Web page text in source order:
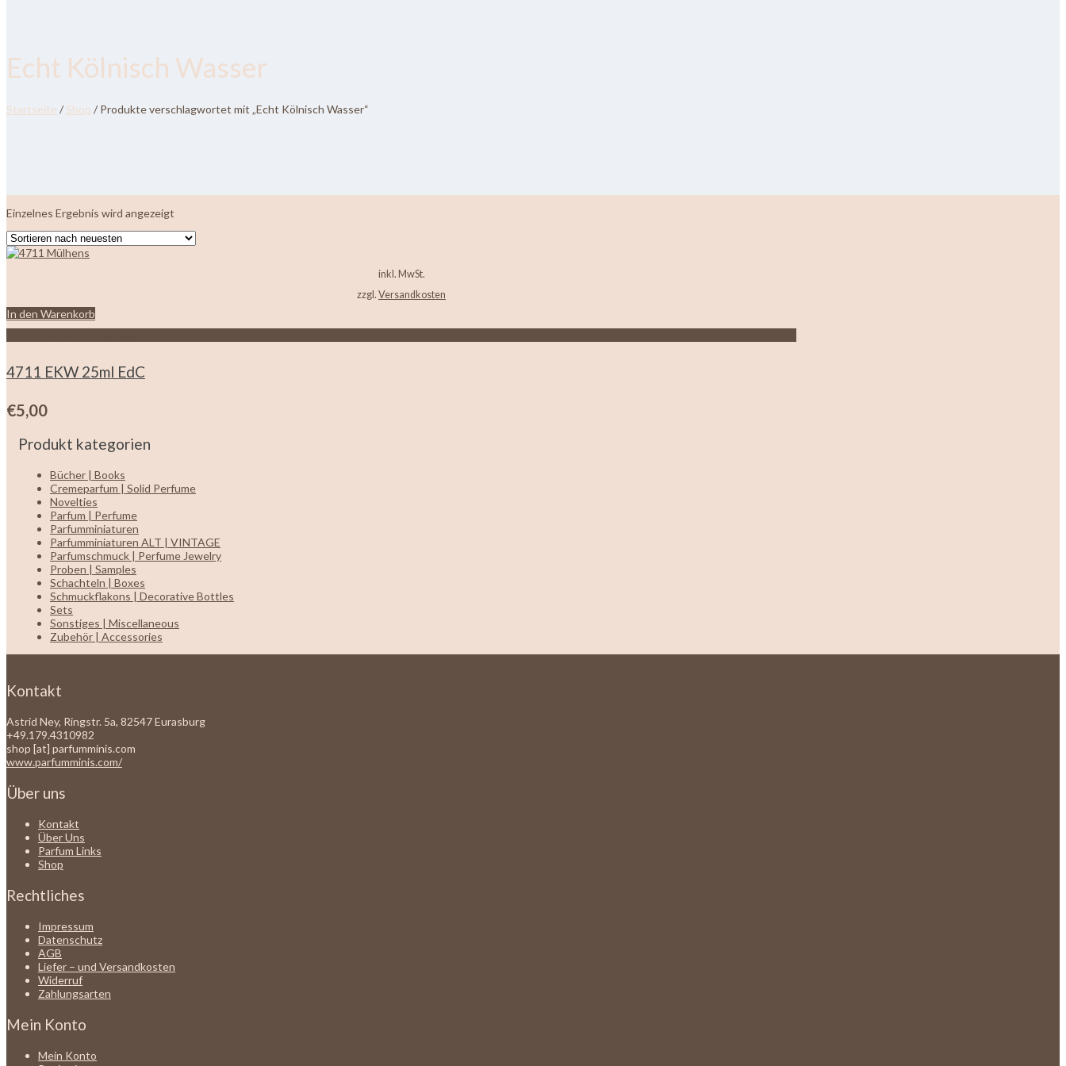
Echt Kölnisch Wasser
Startseite / Shop / Produkte verschlagwortet mit „Echt Kölnisch Wasser“
Einzelnes Ergebnis wird angezeigt
inkl. MwSt.
zzgl. Versandkosten
In den Warenkorb
4711 EKW 25ml EdC
€5,00
Produkt kategorien
Bücher | Books
Cremeparfum | Solid Perfume
Novelties
Parfum | Perfume
Parfumminiaturen
Parfumminiaturen ALT | VINTAGE
Parfumschmuck | Perfume Jewelry
Proben | Samples
Schachteln | Boxes
Schmuckflakons | Decorative Bottles
Sets
Sonstiges | Miscellaneous
Zubehör | Accessories
Kontakt
Astrid Ney, Ringstr. 5a, 82547 Eurasburg
+49.179.4310982
shop [at] parfumminis.com
www.parfumminis.com/
Über uns
Kontakt
Über Uns
Parfum Links
Shop
Rechtliches
Impressum
Datenschutz
AGB
Liefer – und Versandkosten
Widerruf
Zahlungsarten
Mein Konto
Mein Konto